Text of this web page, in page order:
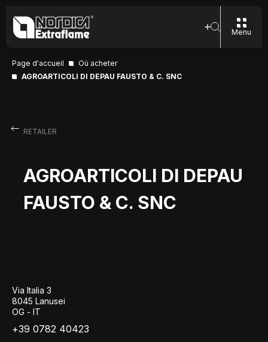
Menu
Page d'accueil
Où acheter
AGROARTICOLI DI DEPAU FAUSTO & C. SNC
RETAILER
AGROARTICOLI DI DEPAU
FAUSTO & C. SNC
Via Italia 3
8045 Lanusei
OG - IT
+39 0782 40423